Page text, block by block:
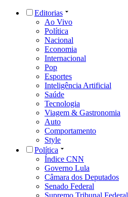
Editorias
Ao Vivo
Política
Nacional
Economia
Internacional
Pop
Esportes
Inteligência Artificial
Saúde
Tecnologia
Viagem & Gastronomia
Auto
Comportamento
Style
Política
Índice CNN
Governo Lula
Câmara dos Deputados
Senado Federal